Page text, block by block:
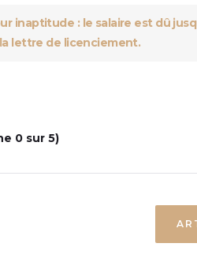
inaptitude : le salaire est dû
lettre de licenciement.
0sur 5)